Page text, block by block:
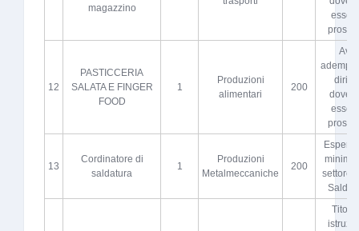
magazzino
12
PASTICCERIA
SALATA E FINGER
FOOD
1
Produzioni
alimentari
200
Aver
13
Cordinatore di
saldatura
1
Produzioni
Metalmeccaniche
200
minima
settore
Titolo